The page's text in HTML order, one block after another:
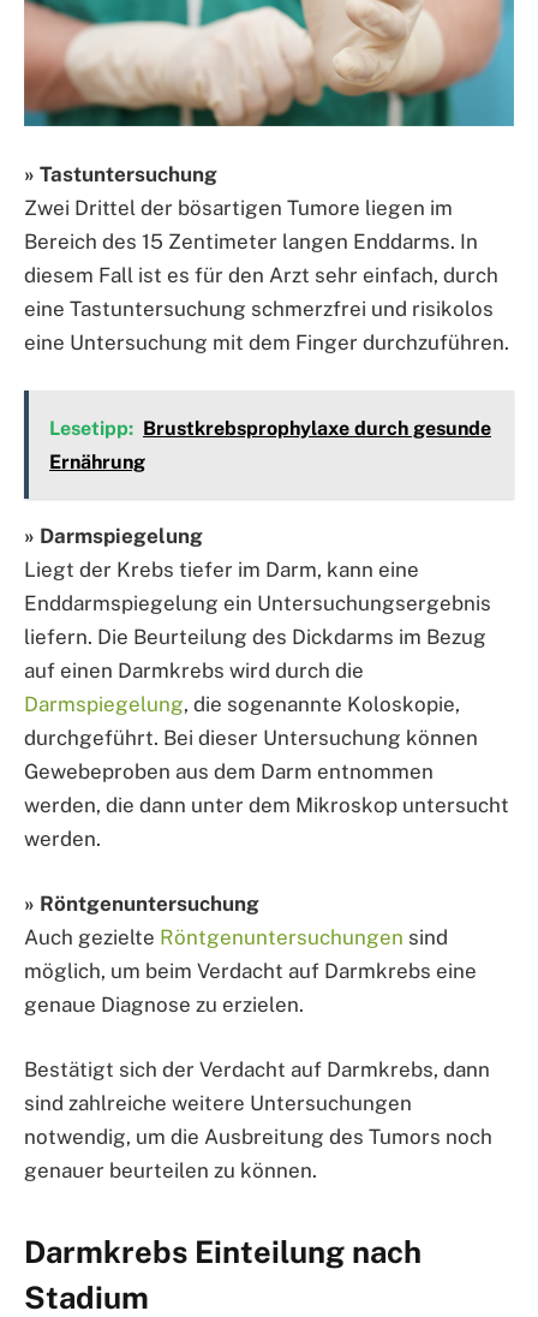
» Tastuntersuchung
Zwei Drittel der bösartigen Tumore liegen im
Bereich des 15 Zentimeter langen Enddarms. In
diesem Fall ist es für den Arzt sehr einfach, durch
eine Tastuntersuchung schmerzfrei und risikolos
eine Untersuchung mit dem Finger durchzuführen.
Lesetipp: Brustkrebsprophylaxe durch gesunde
Ernährung
» Darmspiegelung
Liegt der Krebs tiefer im Darm, kann eine
Enddarmspiegelung ein Untersuchungsergebnis
liefern. Die Beurteilung des Dickdarms im Bezug
auf einen Darmkrebs wird durch die
Darmspiegelung, die sogenannte Koloskopie,
durchgeführt. Bei dieser Untersuchung können
Gewebeproben aus dem Darm entnommen
werden, die dann unter dem Mikroskop untersucht
werden.
» Röntgenuntersuchung
Auch gezielte Röntgenuntersuchungen sind
möglich, um beim Verdacht auf Darmkrebs eine
genaue Diagnose zu erzielen.
Bestätigt sich der Verdacht auf Darmkrebs, dann
sind zahlreiche weitere Untersuchungen
notwendig, um die Ausbreitung des Tumors noch
genauer beurteilen zu können.
Darmkrebs Einteilung nach
Stadium